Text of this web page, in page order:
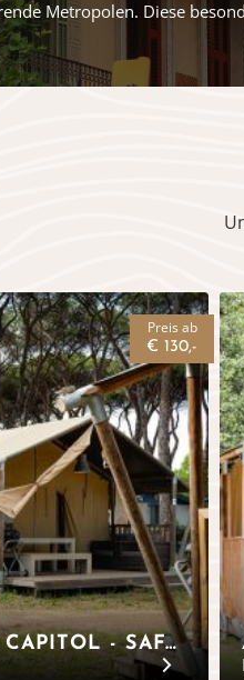
Metropolen. Diese
CAMPING ROMA CAPITOL - SAFARIZELTE ROM
Preis ab
€ 130,-